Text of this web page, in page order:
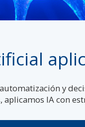
y
aplicamos IA con